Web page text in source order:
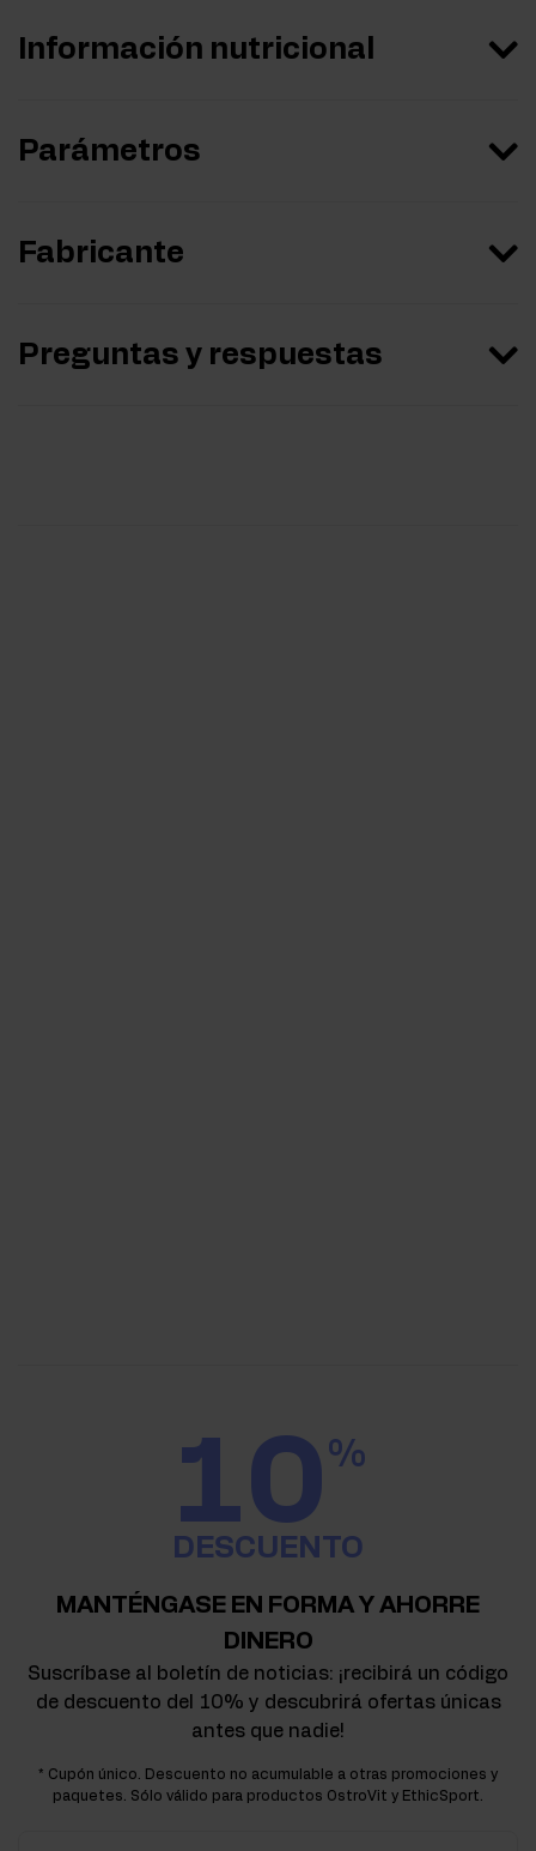
Información nutricional
Parámetros
Fabricante
Preguntas y respuestas
10%
DESCUENTO
MANTÉNGASE EN FORMA Y AHORRE
DINERO
Suscríbase al boletín de noticias: ¡recibirá un código
de descuento del 10% y descubrirá ofertas únicas
antes que nadie!
* Cupón único. Descuento no acumulable a otras promociones y
paquetes. Sólo válido para productos OstroVit y EthicSport.